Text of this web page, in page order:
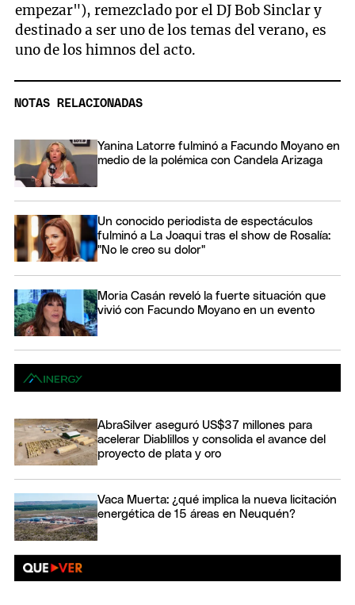
empezar"), remezclado por el DJ Bob Sinclar y
destinado a ser uno de los temas del verano, es
uno de los himnos del acto.
NOTAS RELACIONADAS
Yanina Latorre fulminó a Facundo Moyano en
medio de la polémica con Candela Arizaga
Un conocido periodista de espectáculos
fulminó a La Joaqui tras el show de Rosalía:
"No le creo su dolor"
Moria Casán reveló la fuerte situación que
vivió con Facundo Moyano en un evento
AbraSilver aseguró US$37 millones para
acelerar Diablillos y consolida el avance del
proyecto de plata y oro
Vaca Muerta: ¿qué implica la nueva licitación
energética de 15 áreas en Neuquén?